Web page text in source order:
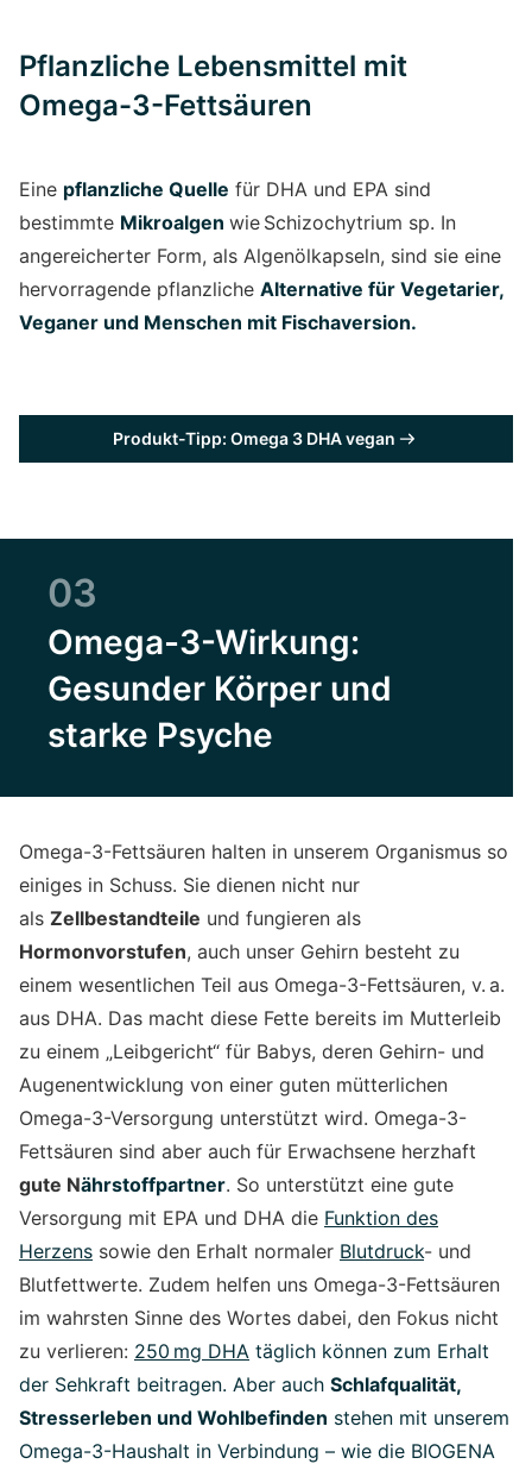
Pflanzliche Lebensmittel mit
Omega-3-Fettsäuren
Eine pflanzliche Quelle für DHA und EPA sind
bestimmte Mikroalgen wie Schizochytrium sp. In
angereicherter Form, als Algenölkapseln, sind sie eine
hervorragende pflanzliche Alternative für Vegetarier,
Veganer und Menschen mit Fischaversion.
Produkt-Tipp: Omega 3 DHA vegan
03
Omega-3-Wirkung:
Gesunder Körper und
starke Psyche
Omega-3-Fettsäuren halten in unserem Organismus so
einiges in Schuss. Sie dienen nicht nur
als Zellbestandteile und fungieren als
Hormonvorstufen, auch unser Gehirn besteht zu
einem wesentlichen Teil aus Omega-3-Fettsäuren, v. a.
aus DHA. Das macht diese Fette bereits im Mutterleib
zu einem „Leibgericht“ für Babys, deren Gehirn- und
Augenentwicklung von einer guten mütterlichen
Omega-3-Versorgung unterstützt wird. Omega-3-
Fettsäuren sind aber auch für Erwachsene herzhaft
gute Nährstoffpartner. So unterstützt eine gute
Versorgung mit EPA und DHA die Funktion des
Herzens sowie den Erhalt normaler Blutdruck- und
Blutfettwerte. Zudem helfen uns Omega-3-Fettsäuren
im wahrsten Sinne des Wortes dabei, den Fokus nicht
zu verlieren: 250 mg DHA täglich können zum Erhalt
der Sehkraft beitragen. Aber auch Schlafqualität,
Stresserleben und Wohlbefinden stehen mit unserem
Omega-3-Haushalt in Verbindung – wie die BIOGENA